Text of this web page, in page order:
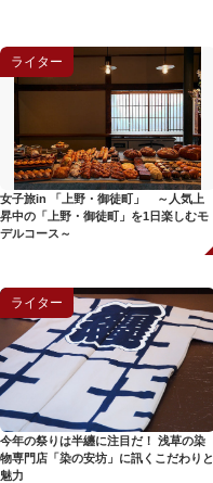
ライター
女子旅in 「上野・御徒町」 ～人気上
昇中の「上野・御徒町」を1日楽しむモ
デルコース～
ライター
今年の祭りは半纏に注目だ！ 浅草の染
物専門店「染の安坊」に訊くこだわりと
魅力